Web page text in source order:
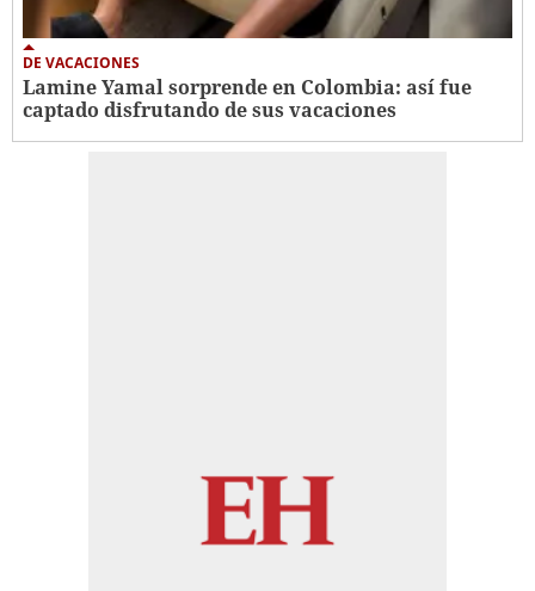
DE VACACIONES
Lamine Yamal sorprende en Colombia: así fue
captado disfrutando de sus vacaciones